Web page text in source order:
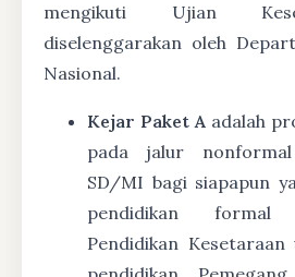
mengikuti Ujian
diselenggarakan oleh
Nasional.
Kejar Paket A adalah
pada jalur
SD/MI bagi siapapun
pendidikan
Pendidikan